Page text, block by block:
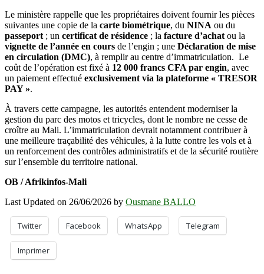
Le ministère rappelle que les propriétaires doivent fournir les pièces
suivantes une copie de la carte biométrique, du NINA ou du
passeport ; un certificat de résidence ; la facture d’achat ou la
vignette de l’année en cours de l’engin ; une Déclaration de mise
en circulation (DMC), à remplir au centre d’immatriculation. Le
coût de l’opération est fixé à 12 000 francs CFA par engin, avec
un paiement effectué exclusivement via la plateforme « TRESOR
PAY ».
À travers cette campagne, les autorités entendent moderniser la
gestion du parc des motos et tricycles, dont le nombre ne cesse de
croître au Mali. L’immatriculation devrait notamment contribuer à
une meilleure traçabilité des véhicules, à la lutte contre les vols et à
un renforcement des contrôles administratifs et de la sécurité routière
sur l’ensemble du territoire national.
OB / Afrikinfos-Mali
Last Updated on 26/06/2026 by Ousmane BALLO
Twitter Facebook WhatsApp Telegram
Imprimer